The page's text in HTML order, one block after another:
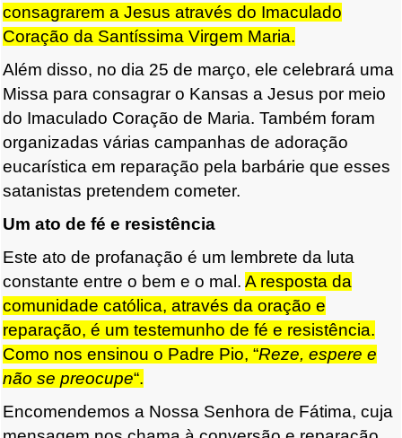
consagrarem a Jesus através do Imaculado
Coração da Santíssima Virgem Maria.
Além disso, no dia 25 de março, ele celebrará uma
Missa para consagrar o Kansas a Jesus por meio
do Imaculado Coração de Maria. Também foram
organizadas várias campanhas de adoração
eucarística em reparação pela barbárie que esses
satanistas pretendem cometer.
Um ato de fé e resistência
Este ato de profanação é um lembrete da luta
constante entre o bem e o mal. A resposta da
comunidade católica, através da oração e
reparação, é um testemunho de fé e resistência.
Como nos ensinou o Padre Pio, “Reze, espere e
não se preocupe“.
Encomendemos a Nossa Senhora de Fátima, cuja